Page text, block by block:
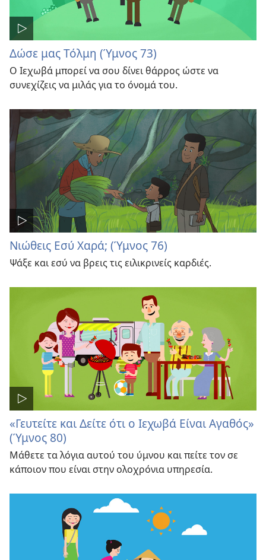
Δώσε μας Τόλμη (Ύμνος 73)
Ο Ιεχωβά μπορεί να σου δίνει θάρρος ώστε να
συνεχίζεις να μιλάς για το όνομά του.
Νιώθεις Εσύ Χαρά; (Ύμνος 76)
Ψάξε και εσύ να βρεις τις ειλικρινείς καρδιές.
«Γευτείτε και Δείτε ότι ο Ιεχωβά Είναι Αγαθός»
(Ύμνος 80)
Μάθετε τα λόγια αυτού του ύμνου και πείτε τον σε
κάποιον που είναι στην ολοχρόνια υπηρεσία.